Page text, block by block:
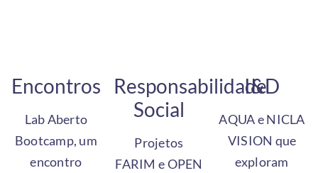
Encontros
Lab Aberto
Bootcamp, um
encontro
Responsabilidade
Social
Projetos
FARIM e OPEN
I&D
AQUA e NICLA
VISION que
exploram